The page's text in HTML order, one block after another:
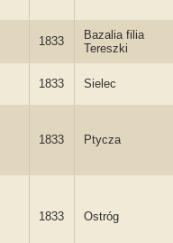
1833
Bazalia filia
Tereszki
1833 Sielec
1833 Ptycza
1833 Ostróg